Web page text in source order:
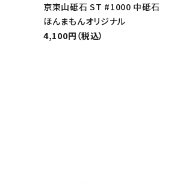
京東山砥石 ST #1000 中砥石
ほんまもんオリジナル
4,100円（税込）